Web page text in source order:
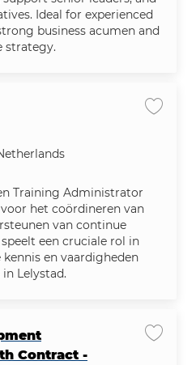
Ideal for experienced
business acumen and
strategy.
Training Administrator
het coördineren van
van continue
een cruciale rol in
en vaardigheden
Lelystad.
Contract -